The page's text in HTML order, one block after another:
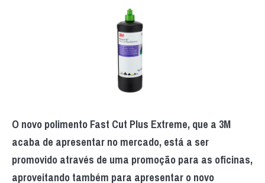
O novo polimento Fast Cut Plus Extreme, que a 3M
acaba de apresentar no mercado, está a ser
promovido através de uma promoção para as oficinas,
aproveitando também para apresentar o novo